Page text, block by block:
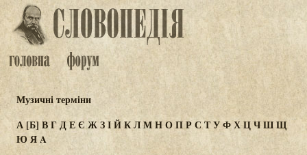
Музичні терміни
А[Б] ВГДЕЄ ЖЗІЙКЛМНОПРСТУФХЦЧШЩ
Ю ЯA